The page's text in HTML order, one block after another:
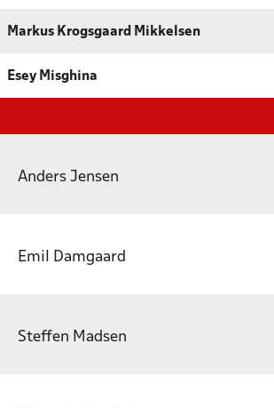
Markus Krogsgaard Mikkelsen
Esey Misghina
Anders Jensen
Emil Damgaard
Steffen Madsen